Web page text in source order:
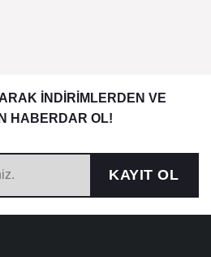
İNDİRİMLERDEN VE
HABERDAR OL!
KAYIT OL